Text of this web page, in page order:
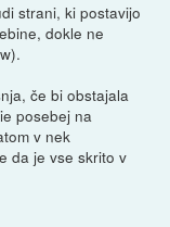
strani, ki postavijo
dokle ne
če bi obstajala
posebej na
v nek
da je vse skrito v